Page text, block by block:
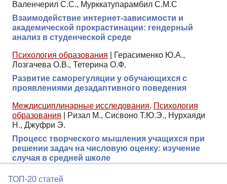
Валенчерил С.С., Мурккатупарамбил С.М.С
Взаимодействие интернет-зависимости и
академической прокрастинации: гендерный
анализ в студенческой среде
Психология образования
Герасименко Ю.А.,
Лозгачева О.В., Тетерина О.Ф.
Развитие саморегуляции у обучающихся с
проявлениями дезадаптивного поведения
Междисциплинарные исследования, Психология
образования
Ризал М., Сисвоно Т.Ю.Э., Нурхаяди
Н., Джуфри Э.
Процесс творческого мышления учащихся при
решении задач на числовую оценку: изучение
случая в средней школе
ТОП-20 статей